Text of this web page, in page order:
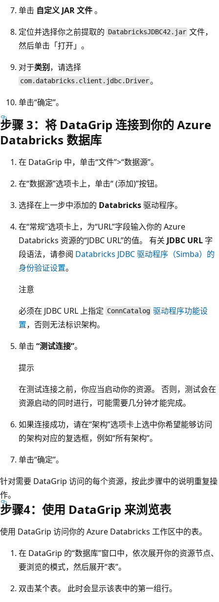
单击 自定义 JAR 文件。
定位并选择你之前提取的 DatabricksJDBC42.jar 文件，
然后单击「打开」。
对于类别，请选择
com.databricks.client.jdbc.Driver。
单击“确定”。
步骤 3：将 DataGrip 连接到你的 Azure
Databricks 数据库
在 DataGrip 中，单击“文件”>“数据源”。
在“数据源”选项卡上，单击“ (添加)”按钮。
选择在上一步中添加的 Databricks驱动程序。
在“常规”选项卡上，为“URL”字段输入你的 Azure
Databricks 资源的“JDBC URL”的值。 有关 JDBC URL 字
段语法，请参阅 Databricks JDBC 驱动程序（Simba）的
身份验证设置。
注意
必须在 JDBC URL 上指定 ConnCatalog 驱动程序功能设
置，否则无法标识架构。
单击 “测试连接”。
提示
在测试连接之前，你应当启动你的资源。 否则，测试会在
资源启动的同时进行，可能需要几分钟才能完成。
如果连接成功，请在“架构”选项卡上选中你希望能够访问
的架构对应的复选框，例如“所有架构”。
单击“确定”。
针对需要 DataGrip 访问的每个资源，按此步骤中的说明重复操
作。
步骤4：使用 DataGrip 来浏览表
使用 DataGrip 访问你的 Azure Databricks 工作区中的表。
在 DataGrip 的“数据库”窗口中，依次展开你的资源节点、
要浏览的模式，然后展开“表”。
双击某个表。 此时会显示该表中的第一组行。